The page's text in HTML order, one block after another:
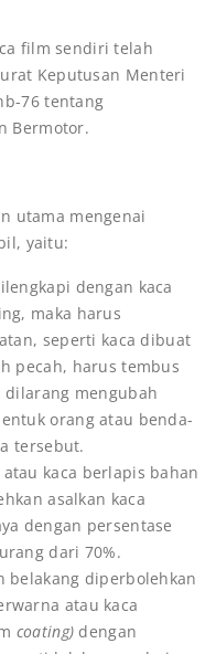
film sendiri telah
Keputusan Menteri
76 tentang
Bermotor.
utama mengenai
yaitu:
dengan kaca
maka harus
seperti kaca dibuat
pecah, harus tembus
mengubah
orang atau benda-
tersebut.
kaca berlapis bahan
asalkan kaca
dengan persentase
dari 70%.
belakang diperbolehkan
atau kaca
coating) dengan